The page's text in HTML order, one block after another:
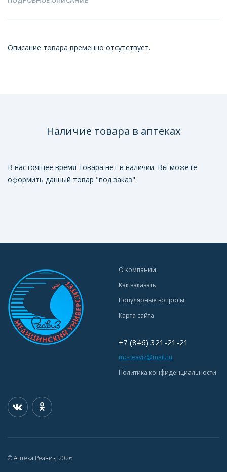
Описание товара временно отсутствует.
Наличие товара в аптеках
В настоящее время товара нет в наличии. Вы можете
оформить данный товар "под заказ".
О компании
Как заказать
Популярные вопросы
Карта сайта
+7 (846) 321-21-21
mc-reaviz@mail.ru
Политика конфиденциальности
© Аптека Реавиз, 2026